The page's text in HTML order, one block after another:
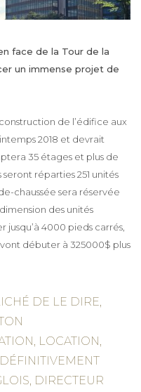
face de la Tour de la
un immense projet de
de l’édifice aux
2018 et devrait
35 étages et plus de
réparties 251 unités
chaussée sera réservée
des unités
jusqu’à 4000 pieds carrés,
vont débuter à 325000$ plus
DE LE DIRE,
LOCATION,
DIRECTEUR